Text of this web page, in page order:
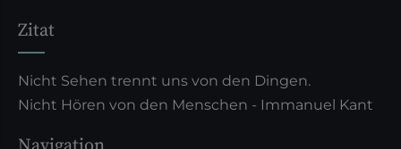
Zitat
Nicht Sehen trennt uns von den Dingen.
Nicht Hören von den Menschen - Immanuel Kant